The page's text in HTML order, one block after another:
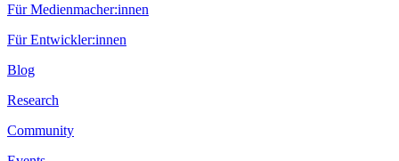
Für Medienmacher:innen
Für Entwickler:innen
Blog
Research
Community